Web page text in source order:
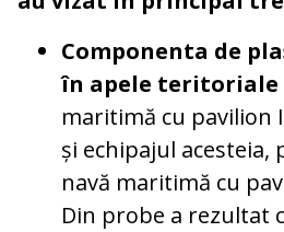
Componenta de
în apele teritoriale
maritimă cu pavilion
și echipajul acesteia,
navă maritimă cu
Din probe a rezultat